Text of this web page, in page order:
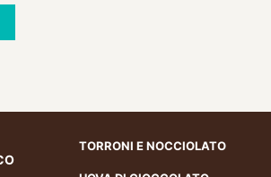
TORRONI E NOCCIOLATO